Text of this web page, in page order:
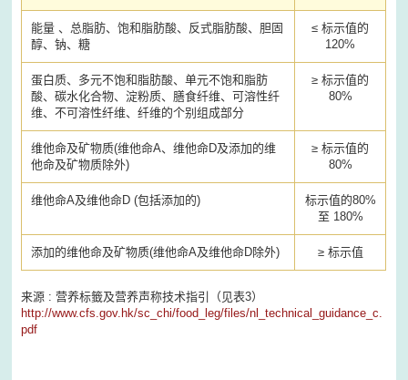
能量 、总脂肪、饱和脂肪酸、反式脂肪酸、胆固
醇、钠、糖
≤ 标示值的
120%
蛋白质、多元不饱和脂肪酸、单元不饱和脂肪
酸、碳水化合物、淀粉质、膳食纤维、可溶性纤
维、不可溶性纤维、纤维的个别组成部分
≥ 标示值的
80%
维他命及矿物质(维他命A、维他命D及添加的维
他命及矿物质除外)
≥ 标示值的
80%
维他命A及维他命D (包括添加的)
标示值的80%
至 180%
添加的维他命及矿物质(维他命A及维他命D除外) ≥ 标示值
来源 : 营养标籤及营养声称技术指引（见表3）
http://www.cfs.gov.hk/sc_chi/food_leg/files/nl_technical_guidance_c.
pdf